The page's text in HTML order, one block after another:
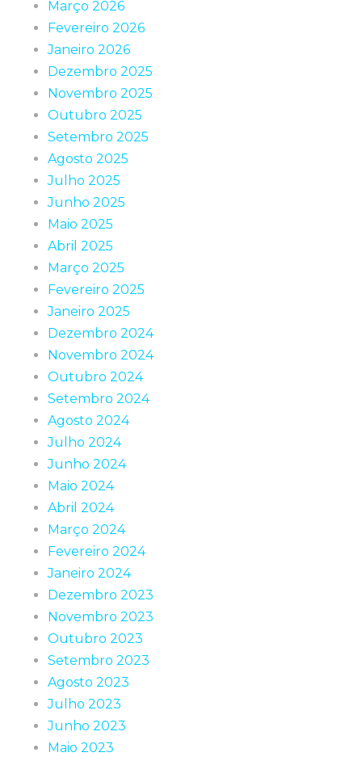
Março 2026
Fevereiro 2026
Janeiro 2026
Dezembro 2025
Novembro 2025
Outubro 2025
Setembro 2025
Agosto 2025
Julho 2025
Junho 2025
Maio 2025
Abril 2025
Março 2025
Fevereiro 2025
Janeiro 2025
Dezembro 2024
Novembro 2024
Outubro 2024
Setembro 2024
Agosto 2024
Julho 2024
Junho 2024
Maio 2024
Abril 2024
Março 2024
Fevereiro 2024
Janeiro 2024
Dezembro 2023
Novembro 2023
Outubro 2023
Setembro 2023
Agosto 2023
Julho 2023
Junho 2023
Maio 2023